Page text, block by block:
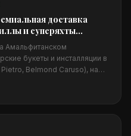
доставка
и суперяхты
Амальфитанском
букеты и инсталляции в
Belmond Caruso), на
цены в евро,